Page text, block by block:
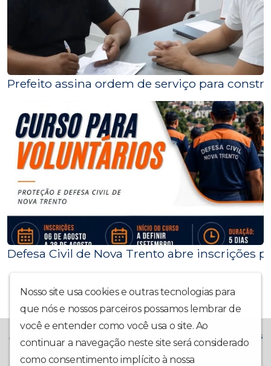
Prefeito assina ordem de serviço para
Defesa Civil de Nova Trento abre inscrições
Nosso site usa cookies e outras tecnologias para
que nós e nossos parceiros possamos lembrar de
você e entender como você usa o site. Ao
continuar a navegação neste site será considerado
como consentimento implícito à nossa
A Rádio La Prima FM chegou trazendo muito mais alegria! Temos
o compromisso de trazer também: Notícias Locais,
Interatividade, Música Boa, Participação da Comunidade e Boa